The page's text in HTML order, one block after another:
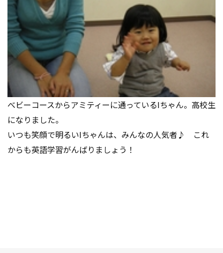
べビーコースからアミティーに通っているIちゃん。高校生
になりました。
いつも笑顔で明るいIちゃんは、みんなの人気者♪ これ
からも英語学習がんばりましょう！